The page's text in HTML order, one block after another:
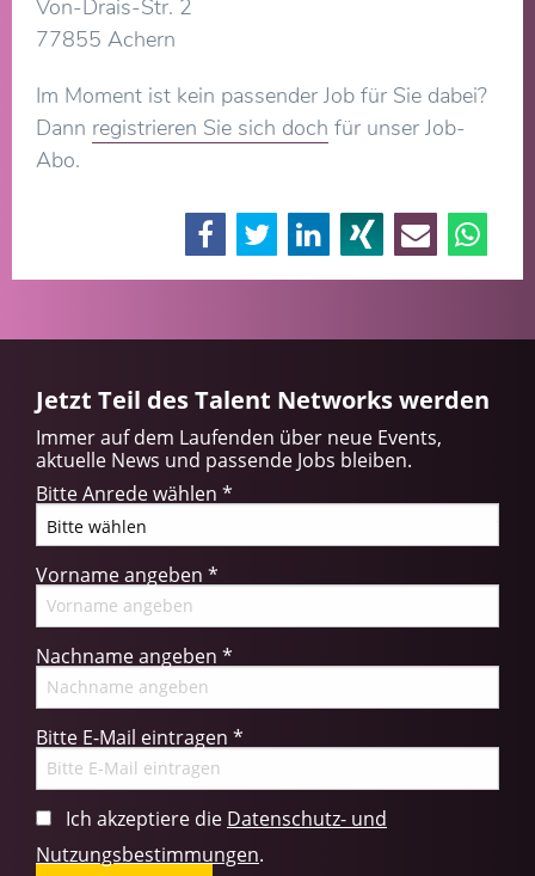
Von-Drais-Str. 2
77855 Achern
Im Moment ist kein passender Job für Sie dabei?
Dann registrieren Sie sich doch für unser Job-
Abo.
Jetzt Teil des Talent Networks werden
Immer auf dem Laufenden über neue Events,
aktuelle News und passende Jobs bleiben.
Bitte Anrede wählen *
Vorname angeben *
Nachname angeben *
Bitte E-Mail eintragen *
Ich akzeptiere die Datenschutz- und
Nutzungsbestimmungen.